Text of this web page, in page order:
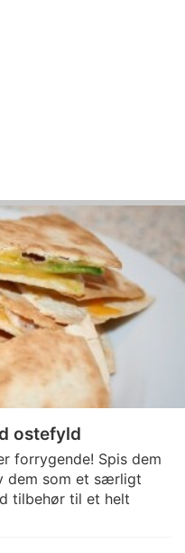
ostefyld
forrygende! Spis dem
dem som et særligt
tilbehør til et helt